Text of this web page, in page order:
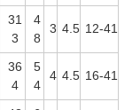
31
3
4
8
3 4.5 12-41
36
4
5
4
4 4.5 16-41